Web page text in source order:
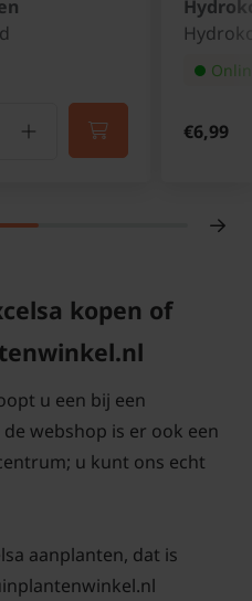
en honden
katten en andere
en langzame groeier
heeft. Met de juiste
een prachtige
€6,99
kopen of
u een bij een
webshop is er ook een
u kunt ons echt
aanplanten, dat is